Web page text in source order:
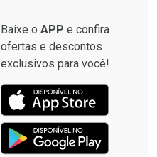
Baixe o APP e confira
ofertas e descontos
exclusivos para você!